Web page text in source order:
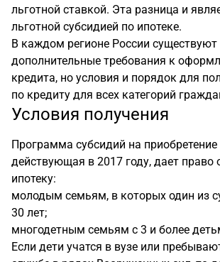
льготной ставкой. Эта разница и
льготной субсидией по ипотеке.
В каждом регионе России существуют
дополнительные требования к
кредита, но условия и порядок для
по кредиту для всех категорий
Условия получения
Программа субсидий на
действующая в 2017 году, дает право
ипотеку:
молодым семьям, в которых один из
30 лет;
многодетным семьям с 3 и более
Если дети учатся в вузе или